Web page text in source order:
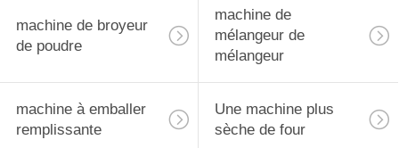
machine de broyeur
de poudre
machine de
mélangeur de
mélangeur
machine à emballer
remplissante
Une machine plus
sèche de four